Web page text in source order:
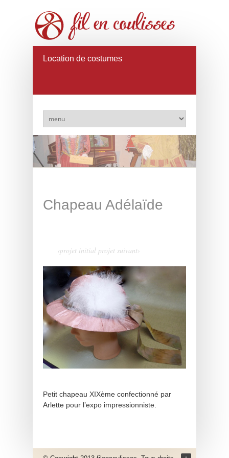
Location de costumes
Chapeau Adélaïde
‹projet initial projet suivant›
Petit chapeau XIXème confectionné par
Arlette pour l’expo impressionniste.